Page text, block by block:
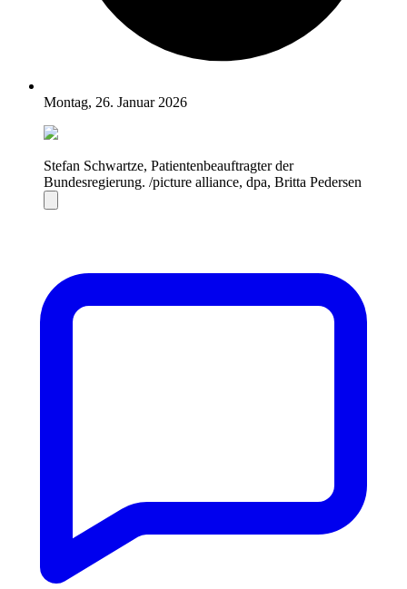
Montag, 26. Januar 2026
Stefan Schwartze, Patientenbeauftragter der
Bundesregierung. /picture alliance, dpa, Britta Pedersen